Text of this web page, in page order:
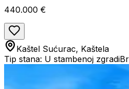
440.000 €
Kaštel Sućurac, Kaštela
Tip stana: U stambenoj zgradi